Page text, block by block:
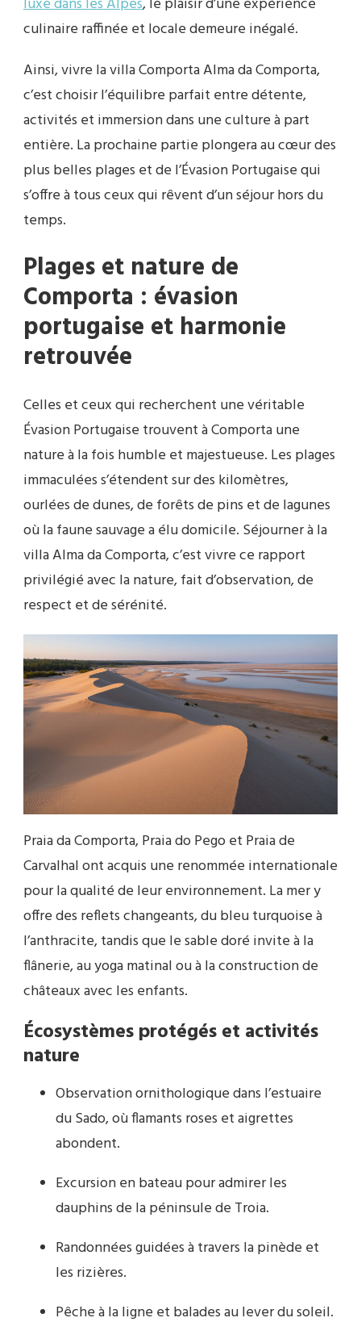
culinaire raffinée et locale demeure inégalé.
Ainsi, vivre la villa Comporta Alma da Comporta,
c’est choisir l’équilibre parfait entre détente,
activités et immersion dans une culture à part
entière. La prochaine partie plongera au cœur des
plus belles plages et de l’Évasion Portugaise qui
s’offre à tous ceux qui rêvent d’un séjour hors du
temps.
Plages et nature de
Comporta : évasion
portugaise et harmonie
retrouvée
Celles et ceux qui recherchent une véritable
Évasion Portugaise trouvent à Comporta une
nature à la fois humble et majestueuse. Les plages
immaculées s’étendent sur des kilomètres,
ourlées de dunes, de forêts de pins et de lagunes
où la faune sauvage a élu domicile. Séjourner à la
villa Alma da Comporta, c’est vivre ce rapport
privilégié avec la nature, fait d’observation, de
respect et de sérénité.
Praia da Comporta, Praia do Pego et Praia de
Carvalhal ont acquis une renommée internationale
pour la qualité de leur environnement. La mer y
offre des reflets changeants, du bleu turquoise à
l’anthracite, tandis que le sable doré invite à la
flânerie, au yoga matinal ou à la construction de
châteaux avec les enfants.
Écosystèmes protégés et activités
nature
Observation ornithologique dans l’estuaire
du Sado, où flamants roses et aigrettes
abondent.
Excursion en bateau pour admirer les
dauphins de la péninsule de Troia.
Randonnées guidées à travers la pinède et
les rizières.
Pêche à la ligne et balades au lever du soleil.